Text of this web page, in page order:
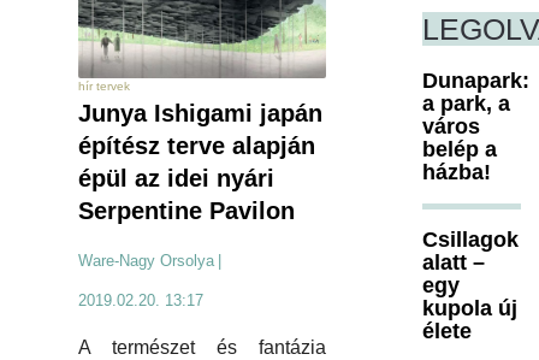
hír tervek
Junya Ishigami japán
építész terve alapján
épül az idei nyári
Serpentine Pavilon
Ware-Nagy Orsolya
2019.02.20. 13:17
A természet és fantázia
Dunapark:
a park, a
város
belép a
házba!
Csillagok
alatt –
egy
kupola új
élete